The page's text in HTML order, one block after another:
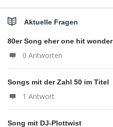
Aktuelle Fragen
80er Song eher one hit wonder
0 Antworten
Songs mit der Zahl 50 im Titel
1 Antwort
Song mit DJ-Plottwist